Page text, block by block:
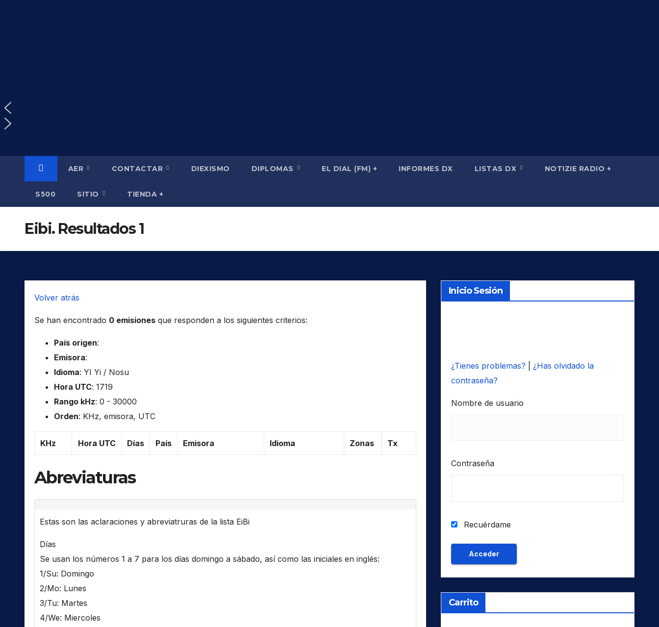
AER CONTACTAR DIEXISMO DIPLOMAS EL DIAL (FM) + INFORMES DX LISTAS DX NOTIZIE RADIO +
S500 SITIO TIENDA +
Eibi. Resultados 1
Volver atrás
Se han encontrado 0 emisiones que responden a los siguientes criterios:
País origen:
Emisora:
Idioma: YI Yi / Nosu
Hora UTC: 1719
Rango kHz: 0 - 30000
Orden: KHz, emisora, UTC
KHz Hora UTC Días País Emisora Idioma Zonas Tx
Abreviaturas
Estas son las aclaraciones y abreviatruras de la lista EiBi
Días
Se usan los números 1 a 7 para los días domingo a sábado, así como las iniciales en inglés:
1/Su: Domingo
2/Mo: Lunes
3/Tu: Martes
4/We: Miercoles
Inicio Sesión
¿Tienes problemas?
¿Has olvidado la
contraseña?
Nombre de usuario
Contraseña
Recuérdame
Carrito